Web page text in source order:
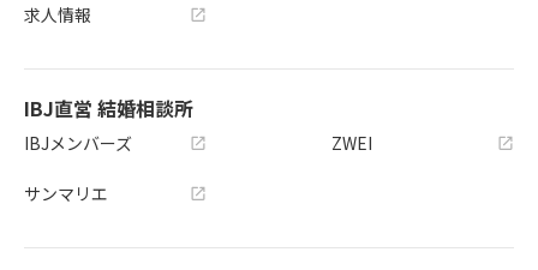
求人情報
IBJ直営 結婚相談所
IBJメンバーズ
サンマリエ
ZWEI